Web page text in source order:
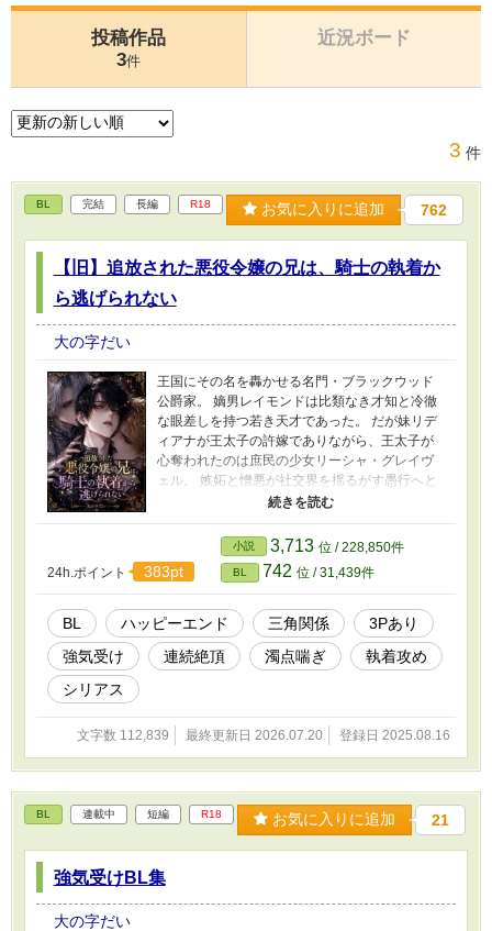
投稿作品
3件
近況ボード
3 件
BL 完結 長編 R18 お気に入りに追加 762
【旧】追放された悪役令嬢の兄は、騎士の執着か
ら逃げられない
大の字だい
王国にその名を轟かせる名門・ブラックウッド
公爵家。 嫡男レイモンドは比類なき才知と冷徹
な眼差しを持つ若き天才であった。 だが妹リデ
ィアナが王太子の許嫁でありながら、王太子が
心奪われたのは庶民の少女リーシャ・グレイヴ
ェル。 嫉妬と憎悪が社交界を揺るがす愚行へと
繋がり、王宮での婚約破棄、王の御前での一族
レイモンドの前に立ちはだかったのは、王国騎
士団副団長にしてリーシャの異母兄、ヴィンセ
ント・グレイヴェル。 琥珀の瞳に嗜虐を宿した
彼は言う―― 「この才を捨てるは惜しい。ゆえ
に、我が手で飼い馴らそう」 知略と支配欲を秘
めた騎士と、没落した宰相家の天才青年。 耽美
と背徳の物語が、冷たい鎖と熱い口づけの中で
展開・描写が一部異なります。
24h.ポイント 383pt
小説 3,713 位 / 228,850件
BL 742 位 / 31,439件
BL ハッピーエンド 三角関係
3Pあり
強気受け
連続絶頂 濁点喘ぎ
執着攻め
シリアス
文字数 112,839 最終更新日 2026.07.20 登録日 2025.08.16
BL 連載中 短編 R18 お気に入りに追加 21
強気受けBL集
大の字だい